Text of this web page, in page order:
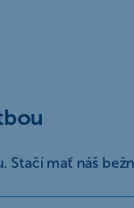
mať náš